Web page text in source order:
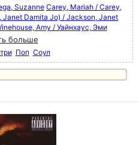
Suzanne Carey, Mariah / Carey,
Damita Jo) / Jackson, Janet
Amy / Уайнхаус, Эми
больше
Поп Соул